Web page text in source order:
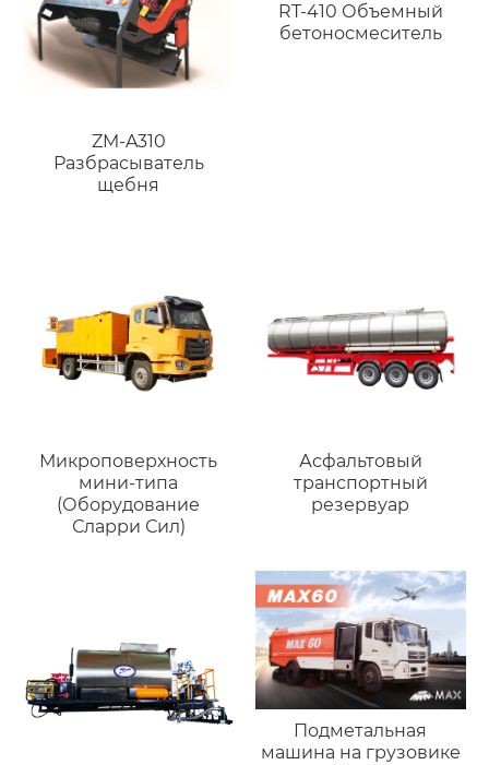
ZM-A310
Разбрасыватель
щебня
RT-410 Объемный
бетоносмеситель
Микроповерхность
мини-типа
(Оборудование
Сларри Сил)
Асфальтовый
транспортный
резервуар
Подметальная
машина на грузовике